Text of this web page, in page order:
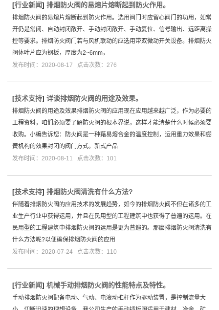
[行业新闻] 排烟防火阀的易熔片熔断起到防火作用。
排烟防火阀的易熔片熔断起到防火作用。选用阀门时应留心阀门的功用，如常
开仍是常闭、自动封闭敞开、手动封闭敞开、手动复位、信号输出、远距离操
控等要求。排烟防火阀门若与风机联动的应选用带双微动开关设备。排烟防火
阀体叶片应为钢板，厚度为2~6mm，
发布时间：2020-08-17 点击次数：276
[技术支持] 详谈排烟防火阀的用途及效果。
排烟防火阀的用途及效果排烟防火阀的应用现在应用越来越广泛，作为必要的
工程资料，咱们必须要了解防火阀的根本界说，这样才能清楚什么时候必须要
收购。小编告诉您：防火阀是一种藉易熔合金的温度控制，运用重力效果和绷
簧机构的效果封闭的阀门方式。新式产品
发布时间：2020-08-11 点击次数：101
[技术支持] 排烟防火阀清洗有什么方法?
伴随着排烟防火阀的应用技术的发展趋势，如今的排烟防火阀不但在诸多的工
业生产行业中获得运用，并且在民用型的工程建筑中也获得了普遍的运用。在
民用型的工程建筑中排烟防火阀的运用是更为普遍的。那麼排烟防火阀清洗有
什么方法呢?以便确保排烟防火阀的应用
发布时间：2020-07-24 点击次数：110
[行业新闻] 机械手动排烟防火阀的性能特点及特性。
手动排烟防火阀配备电动、气动、电液动推杆作为驱动装置，是控制流量大